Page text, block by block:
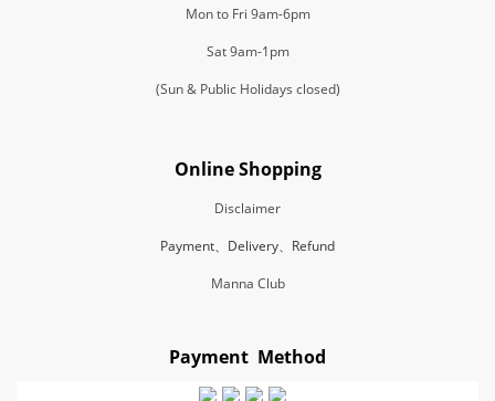
Mon to Fri 9am-6pm
Sat 9am-1pm
(Sun & Public Holidays closed)
Online Shopping
Disclaimer
Payment、Delivery、Refund
Manna Club
Payment Method